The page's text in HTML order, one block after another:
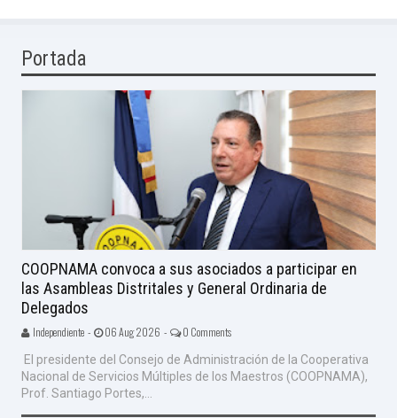
Portada
COOPNAMA convoca a sus asociados a participar en
las Asambleas Distritales y General Ordinaria de
Delegados
Independiente - 06 Aug 2026 - 0 Comments
El presidente del Consejo de Administración de la Cooperativa
Nacional de Servicios Múltiples de los Maestros (COOPNAMA),
Prof. Santiago Portes,...